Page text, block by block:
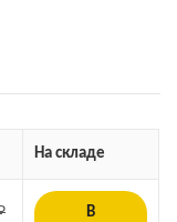
На складе
В